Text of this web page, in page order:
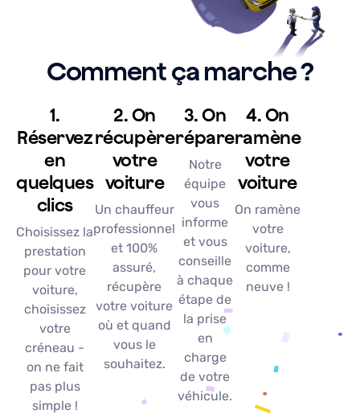
Comment ça marche ?
1
Réservez
en
quelques
clics
Choisissez la
prestation
pour votre
voiture,
choisissez
votre
créneau -
on ne fait
pas plus
simple !
2 On
récupère
votre
voiture
Un chauffeur
professionnel
et 100%
assuré,
récupère
votre voiture
où et quand
vous le
souhaitez.
3 On
répare
Notre
équipe
vous
informe
et vous
conseille
à chaque
étape de
la prise
en
charge
de votre
véhicule.
4 On
ramène
votre
voiture
On ramène
votre
voiture,
comme
neuve !